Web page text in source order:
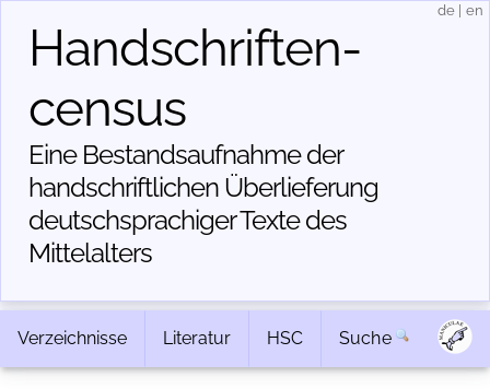
Handschriften­
census
Eine Bestandsaufnahme der
handschriftlichen Über­lieferung
deutschsprachiger Texte des
Mittelalters
de en
Verzeichnisse Literatur HSC Suche